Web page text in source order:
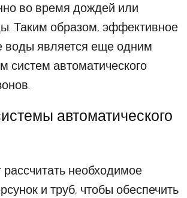
во время дождей или
Таким образом, эффективное
воды является еще одним
систем автоматического
автоматического
необходимое
и труб, чтобы обеспечить